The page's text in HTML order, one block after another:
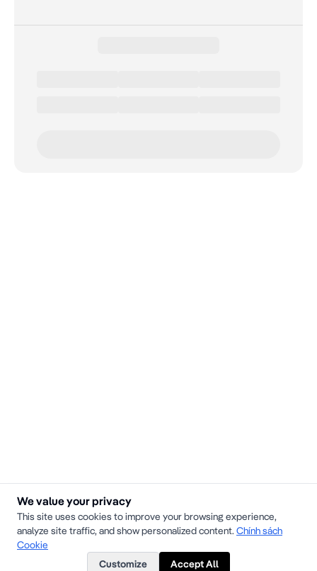
We value your privacy
This site uses cookies to improve your browsing experience,
analyze site traffic, and show personalized content. Chính sách
Cookie
Customize
Accept All